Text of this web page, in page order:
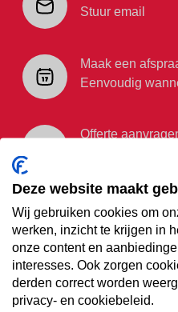
Stuur email
Maak een
Eenvoudig
Offerte
€35,-
volgende
Meld je aan voor onze
Deze website maakt
Wij gebruiken cookies om
werken, inzicht te krijgen in
onze content en
interesses. Ook zorgen
derden correct worden
privacy- en cookiebeleid.